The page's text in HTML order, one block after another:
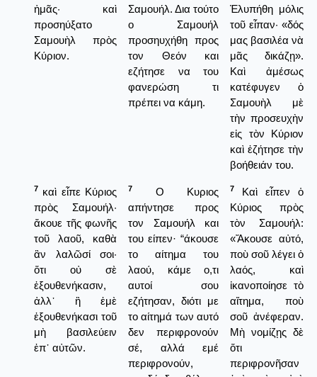
ἡμᾶς· καὶ
προσηύξατο
Σαμουὴλ πρὸς
Κύριον.
Σαμουήλ. Δια τούτο
ο Σαμουήλ
προσηυχήθη προς
τον Θεόν και
εζήτησε να του
φανερώση τι
πρέπει να κάμη.
Ἐλυπήθη μόλις
τοῦ εἶπαν· «δός
μας βασιλέα νὰ
μᾶς δικάζῃ».
Καὶ ἀμέσως
κατέφυγεν ὁ
Σαμουὴλ μὲ
τὴν προσευχὴν
εἰς τὸν Κύριον
καὶ ἐζήτησε τὴν
βοήθειάν του.
7 καὶ εἶπε Κύριος
πρὸς Σαμουήλ·
ἄκουε τῆς φωνῆς
τοῦ λαοῦ, καθὰ
ἂν λαλῶσί σοι·
ὅτι οὐ σὲ
ἐξουθενήκασιν,
ἀλλ᾿ ἢ ἐμὲ
ἐξουθενήκασι τοῦ
μὴ βασιλεύειν
ἐπ᾿ αὐτῶν.
7
Ο Κυριος
απήντησε προς
τον Σαμουήλ και
του είπεν· “άκουσε
το αίτημα του
λαού, κάμε ο,τι
αυτοί σου
εζήτησαν, διότι με
το αίτημά των αυτό
δεν περιφρονούν
σέ, αλλά εμέ
περιφρονούν,
7
Καὶ εἶπεν ὁ
Κύριος πρὸς
τὸν Σαμουήλ:
«Ἄκουσε αὐτό,
ποὺ σοῦ λέγει ὁ
λαός, καὶ
ἰκανοποίησε τὸ
αἴτημα, ποὺ
σοῦ ἀνέφεραν.
Μὴ νομίζῃς δὲ
ὅτι
περιφρονῆσαν